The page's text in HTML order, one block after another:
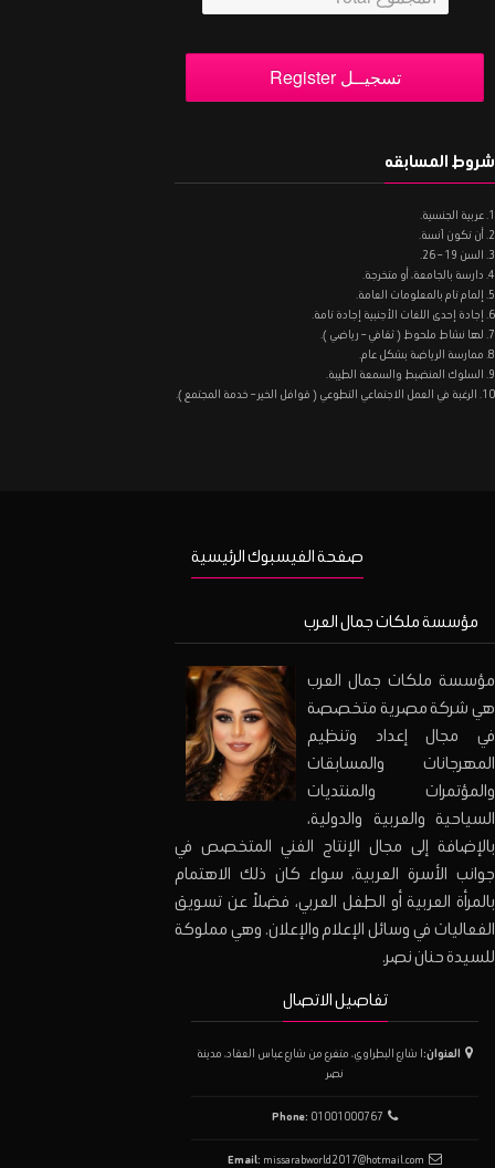
شروط المسابقه
1. عربية الجنسية.
2. أن تكون آنسة.
3. السن 19 – 26.
4. دارسة بالجامعة، أو متخرجة.
5. إلمام تام بالمعلومات العامة.
6. إجادة إحدى اللغات الأجنبية إجادة تامة.
7. لها نشاط ملحوظ ( ثقافي – رياضي ).
8. ممارسة الرياضة بشكل عام.
9. السلوك المنضبط والسمعة الطيبة.
10. الرغبة في العمل الاجتماعي التطوعي ( قوافل الخير – خدمة المجتمع ).
صفحة الفيسبوك الرئيسية
مؤسسة ملكات جمال العرب
مؤسسة ملكات جمال العرب
هي شركة مصرية متخصصة
في مجال إعداد وتنظيم
المهرجانات والمسابقات
والمؤتمرات والمنتديات
السياحية والعربية والدولية،
بالإضافة إلى مجال الإنتاج الفني المتخصص في
جوانب الأسرة العربية، سواء كان ذلك الاهتمام
بالمرأة العربية أو الطفل العربي، فضلاً عن تسويق
الفعاليات في وسائل الإعلام والإعلان. وهي مملوكة
للسيدة حنان نصر.
تفاصيل الاتصال
العنوان: ١ شارع البطراوي، متفرع من شارع عباس العقاد، مدينة
نصر
Phone: 01001000767
Email: missarabworld2017@hotmail.com